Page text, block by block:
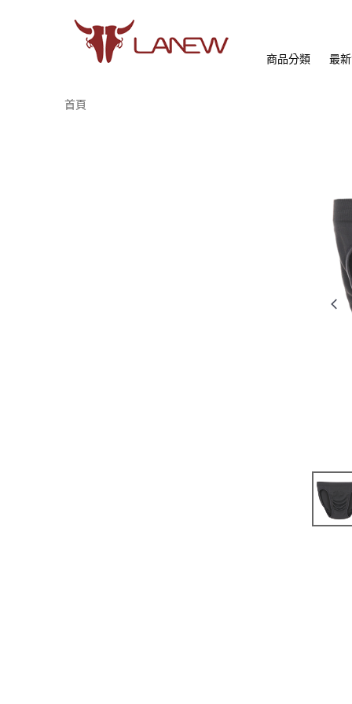
商品分類 最
首頁